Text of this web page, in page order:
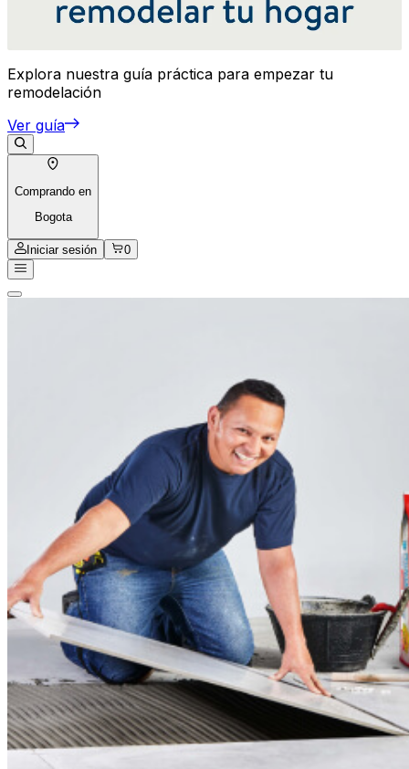
Explora nuestra guía práctica para empezar tu
remodelación
Ver guía
Comprando en
Bogota
Iniciar sesión 0